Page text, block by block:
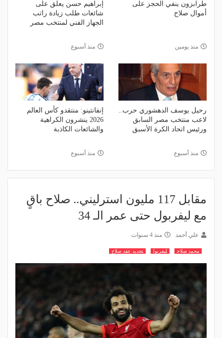
طرابزون ينفي الحجز على
أموال صلاح
منذ يومين
إبراهيم حسن يعلق على
شائعات طلب زيادة راتب
الجهاز الفني لمنتخب مصر
منذ أسبوع
رحيل يوسف الدهشوري حرب..
لاعب منتخب مصر السابق
ورئيس اتحاد الكرة الأسبق
منذ أسبوع
إنفانتينو: منتقدو كأس العالم
2026 ينشرون الكراهية
والشائعات الكاذبة
منذ أسبوع
مقابل 117 مليون استرليني.. صلاح باقٍ
مع ليفربول حتى عمر الـ 34
علي أحمد منذ 4 سنوات
محمد صلاح ليفربول تجديد عقد صلاح